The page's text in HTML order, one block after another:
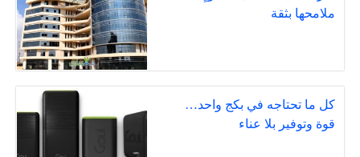
ملامحها بثقة
كل ما تحتاجه في بكج واحد…
قوة وتوفير بلا عناء